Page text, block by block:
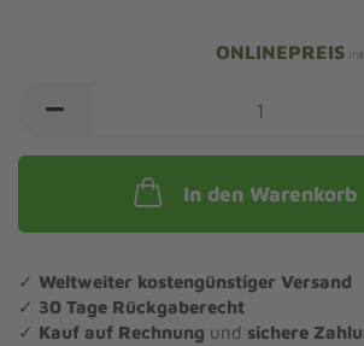
ONLINEPREIS
In den Warenkorb
✓ Weltweiter kostengünstiger Versand
✓ 30 Tage Rückgaberecht
✓ Kauf auf Rechnung und sichere